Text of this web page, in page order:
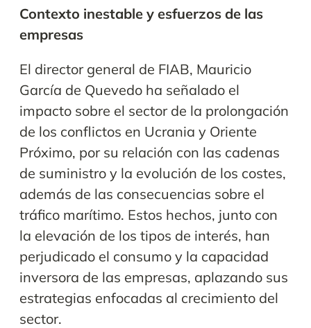
Contexto inestable y esfuerzos de las
empresas
El director general de FIAB, Mauricio
García de Quevedo ha señalado el
impacto sobre el sector de la prolongación
de los conflictos en Ucrania y Oriente
Próximo, por su relación con las cadenas
de suministro y la evolución de los costes,
además de las consecuencias sobre el
tráfico marítimo. Estos hechos, junto con
la elevación de los tipos de interés, han
perjudicado el consumo y la capacidad
inversora de las empresas, aplazando sus
estrategias enfocadas al crecimiento del
sector.